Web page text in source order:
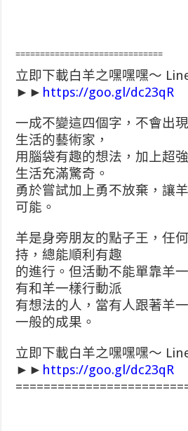
==============================
立即下載白羊之嘿嘿嘿～
►► https://goo.gl/dc23qR
一成不變這四個字，不會出
生活的藝術家，
用腦袋有趣的想法，加上超
生活充滿驚奇。
勇於嘗試加上勇不放棄，讓
可能。
羊是身旁朋友的點子王，任
持，總能順利有趣
的進行。但活動不能單靠羊
有和羊一樣行動派
有想法的人，當有人跟著羊
一般的成果。
立即下載白羊之嘿嘿嘿～
►► https://goo.gl/dc23qR